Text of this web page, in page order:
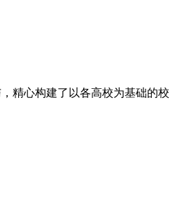
精心构建了以各高校为基础的校